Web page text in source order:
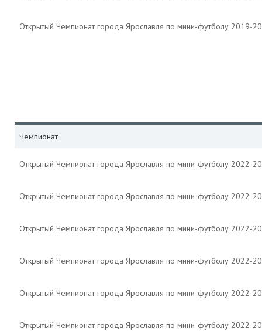
Открытый Чемпионат города Ярославля по мини-футболу 2019-
Чемпионат
Открытый Чемпионат города Ярославля по мини-футболу 2022-
Открытый Чемпионат города Ярославля по мини-футболу 2022-
Открытый Чемпионат города Ярославля по мини-футболу 2022-
Открытый Чемпионат города Ярославля по мини-футболу 2022-
Открытый Чемпионат города Ярославля по мини-футболу 2022-
Открытый Чемпионат города Ярославля по мини-футболу 2022-